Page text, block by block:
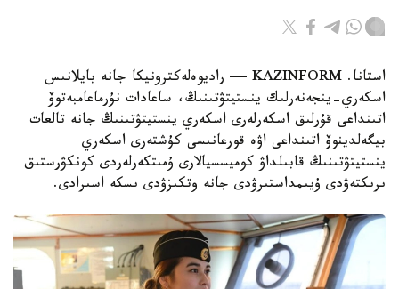
استانا. KAZINFORM — راديوەلەكترونيكا جانە بايلانىس
اسكەري-ينجەنەرلىك ينستيتۋتىنىڭ، ساعادات نۇرماعامبەتوۆ
اتىنداعى قۇرلىق اسكەرلەرى اسكەري ينستيتۋتىنىڭ جانە تالعات
بيگەلدينوۆ اتىنداعى اۋە قورعانىسى كۇشتەرى اسكەري
ينستيتۋتىنىڭ قابىلداۋ كوميسسيالارى ۇمىتكەرلەردى كونكۋرستىق
ىرىكتەۋدى ۇيىمداستىرۋدى جانە وتكىزۋدى ىسكە اسىرادى.